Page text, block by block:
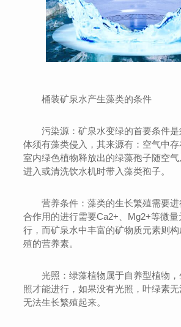
桶装矿泉水产生藻类的条件
污染源：矿泉水变绿的首要条件
体须有藻类侵入，其来源有：空气中
室内绿色植物释放出的绿藻孢子随空
进入或清洗饮水机时带入藻类孢子。
营养条件：藻类的生长繁殖需要
合作用的进行需要Ca2+、Mg2+等微
行，而矿泉水中丰富的矿物质元素则
殖的营养素。
光照：绿藻植物属于自养型植物
照才能进行，如果没有光照，叶绿素无
无法生长繁殖起来。